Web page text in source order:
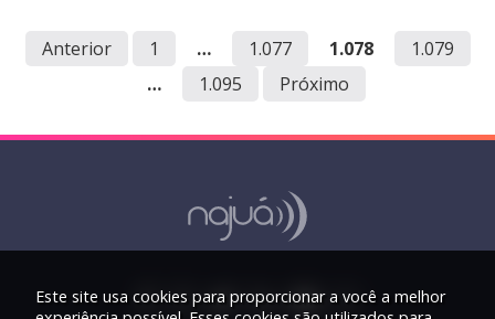
Anterior 1 … 1.077 1.078
1.079
…
1.095 Próximo
Este site usa cookies para proporcionar a você a melhor